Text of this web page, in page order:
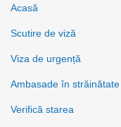
Acasă
Scutire de viză
Viza de urgență
Ambasade în străinătate
Verifică starea